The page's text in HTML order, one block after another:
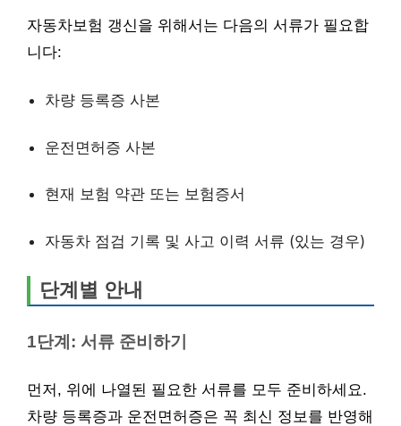
자동차보험 갱신을 위해서는 다음의 서류가 필요합
니다:
차량 등록증 사본
운전면허증 사본
현재 보험 약관 또는 보험증서
자동차 점검 기록 및 사고 이력 서류 (있는 경우)
단계별 안내
1단계: 서류 준비하기
먼저, 위에 나열된 필요한 서류를 모두 준비하세요.
차량 등록증과 운전면허증은 꼭 최신 정보를 반영해